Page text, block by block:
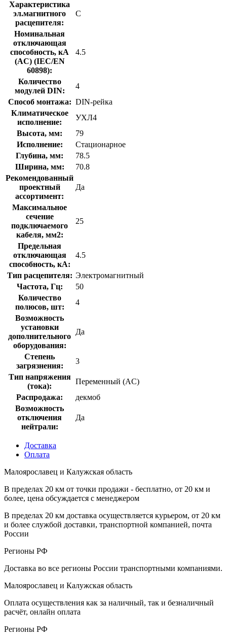
Характеристика
эл.магнитного
расцепителя:
C
Номинальная
отключающая
способность, кA
(AC) (IEC/EN
60898):
4.5
Количество
модулей DIN:
4
Способ монтажа: DIN-рейка
Климатическое
исполнение:
УХЛ4
Высота, мм:
79
Исполнение:
Стационарное
Глубина, мм:
78.5
Ширина, мм:
70.8
Рекомендованный
проектный
ассортимент:
Да
Максимальное
сечение
подключаемого
кабеля, мм2:
25
Предельная
отключающая
способность, кA:
4.5
Тип расцепителя: Электромагнитный
Частота, Гц:
50
Количество
полюсов, шт:
4
Возможность
установки
дополнительного
оборудования:
Да
Степень
загрязнения:
3
Тип напряжения
(тока):
Переменный (AC)
Распродажа:
декмоб
Возможность
отключения
нейтрали:
Да
Доставка
Оплата
Малоярославец и Калужская область
В пределах 20 км от точки продажи - бесплатно, от 20 км и
более, цена обсуждается с менеджером
В пределах 20 км доставка осуществляется курьером, от 20 км
и более службой доставки, транспортной компанией, почта
России
Регионы РФ
Доставка во все регионы России транспортными компаниями.
Малоярославец и Калужская область
Оплата осуществления как за наличный, так и безналичный
расчёт, онлайн оплата
Регионы РФ